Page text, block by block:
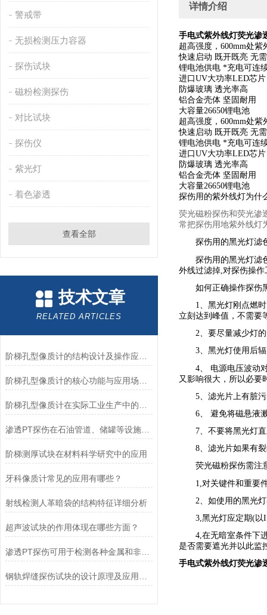
警戒带
无损检测压力容器
探伤试块
磁粉检测探伤
对比试块
探伤仪
紫光灯
着色渗透
查看全部
技术文章
RELATED ARTICLES
渗透PT探伤在石油管道、储罐等设施的检修中的应用
阶梯测厚试块在材料科学研究中的应用
牙科像质计常见的应用有哪些？
射线检测人革暗袋的结构特征详细分析
超声波试块的作用体现在哪些方面？
渗透PT探伤可用于检测各种金属和非金属材料
详情介绍
手电式紫外线灯荧光渗
超高强度，600mm处紫
快速启动 既开既亮 无
锂电池供电 *充电可连
进口UV大功率LED芯片
防爆玻璃 透光率高
铝合金壳体 坚固耐用
大容量26650锂电池
超高强度，600mm处紫
快速启动 既开既亮 无
锂电池供电 *充电可连
进口UV大功率LED芯片
防爆玻璃 透光率高
铝合金壳体 坚固耐用
大容量26650锂电池
探伤用的紫外线灯为什
荧光磁粉探伤和荧光渗
常把探伤用地紫外线灯
探伤用的黑光灯滤
探伤用的黑光灯滤色
外线过滤掉,对探伤操
如何正确操作探伤
1、黑光灯刚点燃时
立刻达到峰值，不需要
2、要尽量减少灯的
3、黑光灯使用后辐
4、 电源电压波动对
又影响很大，所以必要
5、滤光片上有脏污
6、 避免将磁悬液溅
7、不要将黑光灯直
8、滤光片如果有裂
荧光磁粉探伤需注
1,对关键件和重要件
2、如使用的黑光灯
3,黑光灯应定期(以I
4,在无暗室条件下进
是否需要遮光并以此监
手电式紫外线灯荧光渗